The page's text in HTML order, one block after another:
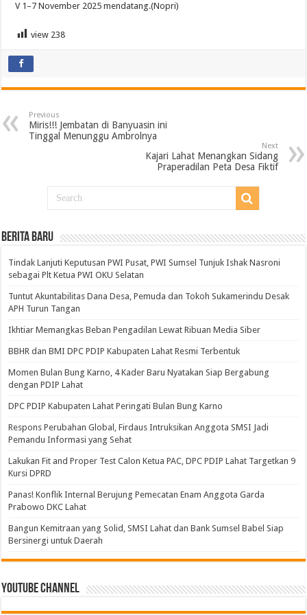
V 1–7 November 2025 mendatang.(Nopri)
view 238
Previous
Miris!!! Jembatan di Banyuasin ini
Tinggal Menunggu Ambrolnya
Next
Kajari Lahat Menangkan Sidang
Praperadilan Peta Desa Fiktif
BERITA BARU
Tindak Lanjuti Keputusan PWI Pusat, PWI Sumsel Tunjuk Ishak Nasroni
sebagai Plt Ketua PWI OKU Selatan
Tuntut Akuntabilitas Dana Desa, Pemuda dan Tokoh Sukamerindu Desak
APH Turun Tangan
Ikhtiar Memangkas Beban Pengadilan Lewat Ribuan Media Siber
BBHR dan BMI DPC PDIP Kabupaten Lahat Resmi Terbentuk
Momen Bulan Bung Karno, 4 Kader Baru Nyatakan Siap Bergabung
dengan PDIP Lahat
DPC PDIP Kabupaten Lahat Peringati Bulan Bung Karno
Respons Perubahan Global, Firdaus Intruksikan Anggota SMSI Jadi
Pemandu Informasi yang Sehat
Lakukan Fit and Proper Test Calon Ketua PAC, DPC PDIP Lahat Targetkan 9
Kursi DPRD
Panas! Konflik Internal Berujung Pemecatan Enam Anggota Garda
Prabowo DKC Lahat
Bangun Kemitraan yang Solid, SMSI Lahat dan Bank Sumsel Babel Siap
Bersinergi untuk Daerah
Youtube Channel